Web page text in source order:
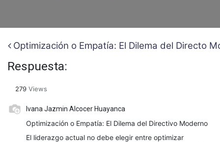
Optimización o Empatía: El Dilema del Directo
Respuesta:
279 Views
Ivana Jazmin Alcocer Huayanca
Optimización o Empatía: El Dilema del Directivo Moderno
​El liderazgo actual no debe elegir entre optimizar